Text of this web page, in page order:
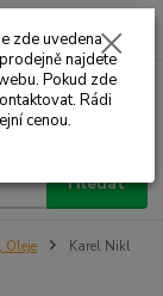
Menu
Hledat
za
Oleje
Karel Nikl
zde uvedena
najdete
Pokud zde
Rádi
cenou.